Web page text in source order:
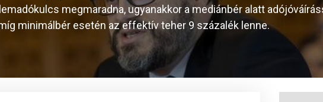
megmaradna, ugyanakkor a mediánbér alatt
minimálbér esetén az effektív teher 9 százalék lenne.